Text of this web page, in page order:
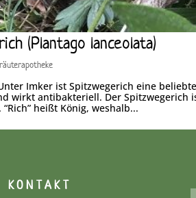
(Plantago lanceolata)
Imker ist Spitzwegerich eine
wirkt antibakteriell. Der
heißt König, weshalb...
KONTAKT